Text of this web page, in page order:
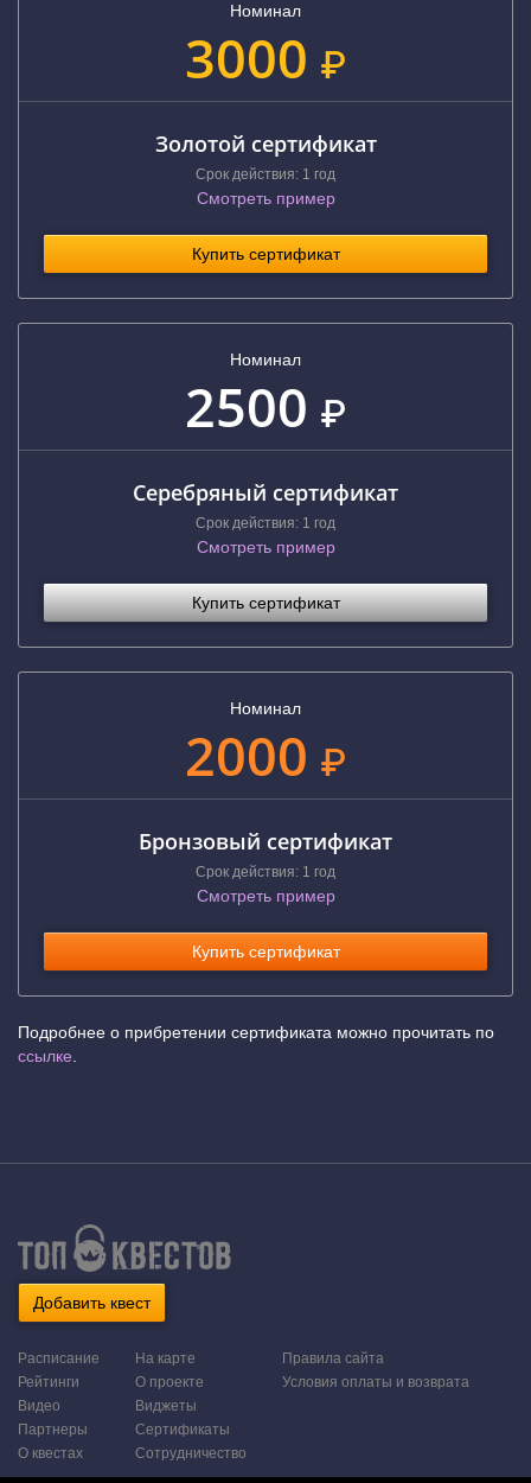
Номинал
3000 ₽
Золотой сертификат
Срок действия: 1 год
Смотреть пример
Купить сертификат
Номинал
2500 ₽
Серебряный сертификат
Срок действия: 1 год
Смотреть пример
Купить сертификат
Номинал
2000 ₽
Бронзовый сертификат
Срок действия: 1 год
Смотреть пример
Купить сертификат
Подробнее о прибретении сертификата можно прочитать по
ссылке
Добавить квест
Расписание
Рейтинги
Видео
Партнеры
О квестах
На карте
О проекте
Виджеты
Сертификаты
Сотрудничество
Правила сайта
Условия оплаты и возврата